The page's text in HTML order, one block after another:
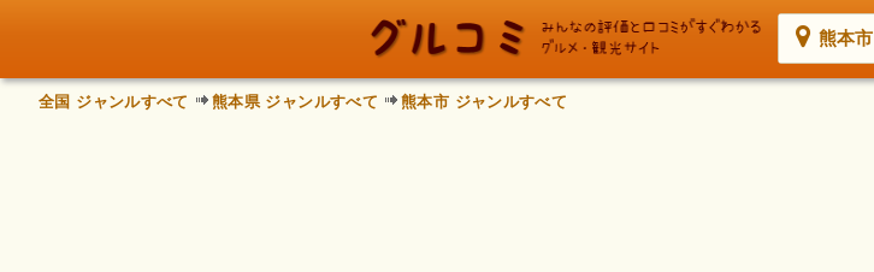
熊本市
全国 ジャンルすべて 熊本県 ジャンルすべて 熊本市 ジャンルすべて